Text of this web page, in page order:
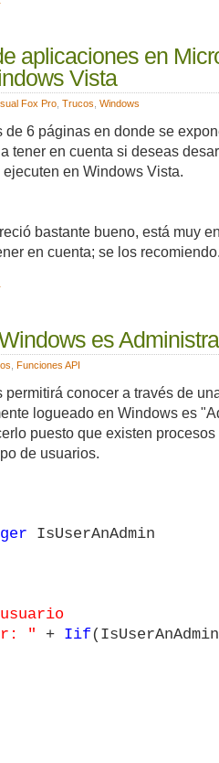
aplicaciones en
Vista
Fox Pro, Trucos Windows
de 6 páginas en donde se
tener en cuenta si deseas
en Windows Vista.
bastante bueno, está muy
en cuenta; se los
es
Funciones API
permitirá conocer a través de
logueado en Windows es
puesto que existen
de usuarios.
IsUserAnAdmin
" + Iif